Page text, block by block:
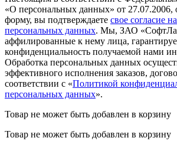
«О персональных данных» от 27.07.2006,
форму, вы подтверждаете свое согласие
персональных данных. Мы, ЗАО
аффилированные к нему лица,
конфиденциальность получаемой нами
Обработка персональных данных
эффективного исполнения заказов,
соответствии с «Политикой
персональных данных».
Товар не может быть добавлен в корзину
Товар не может быть добавлен в корзину